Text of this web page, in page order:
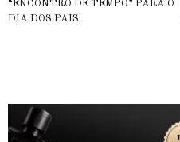
“ENCONTRO DE TEMPO” PARA O
DIA DOS PAIS